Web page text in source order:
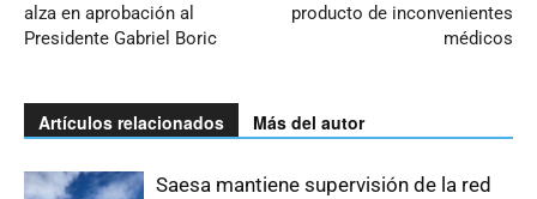
alza en aprobación al
Presidente Gabriel Boric
producto de inconvenientes
médicos
Artículos relacionados Más del autor
Saesa mantiene supervisión de la red